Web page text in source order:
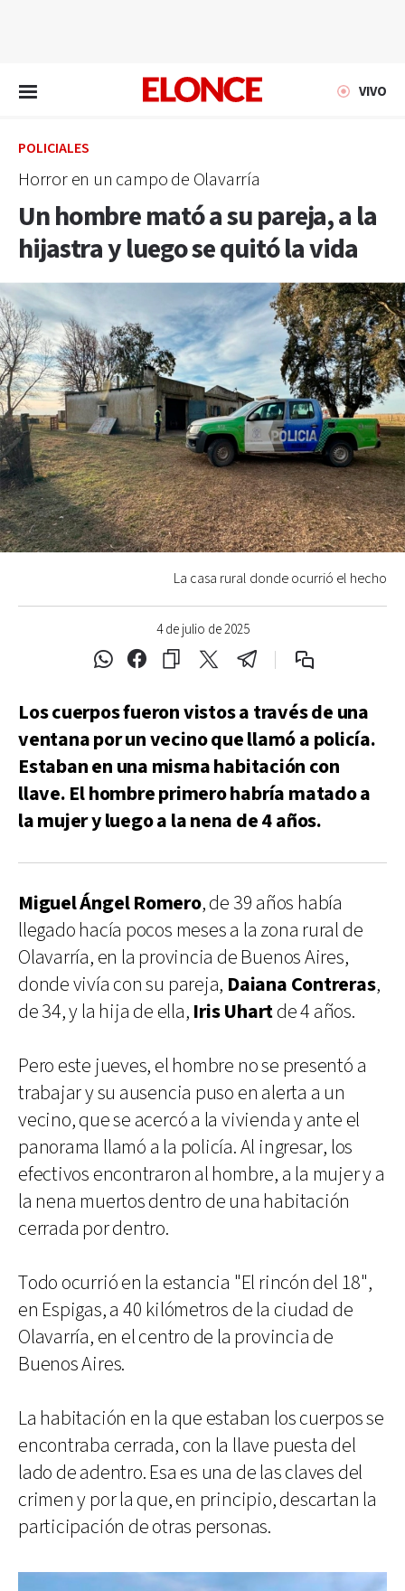
VIVO
POLICIALES
Horror en un campo de Olavarría
Un hombre mató a su pareja, a la
hijastra y luego se quitó la vida
4 de julio de 2025
La casa rural donde ocurrió el hecho
Los cuerpos fueron vistos a través de una
ventana por un vecino que llamó a policía.
Estaban en una misma habitación con
llave. El hombre primero habría matado a
la mujer y luego a la nena de 4 años.
Miguel Ángel Romero, de 39 años había
llegado hacía pocos meses a la zona rural de
Olavarría, en la provincia de Buenos Aires,
donde vivía con su pareja, Daiana Contreras,
de 34, y la hija de ella, Iris Uhartde 4 años.
Pero este jueves, el hombre no se presentó a
trabajar y su ausencia puso en alerta a un
vecino, que se acercó a la vivienda y ante el
panorama llamó a la policía. Al ingresar, los
efectivos encontraron al hombre, a la mujer y a
la nena muertos dentro de una habitación
cerrada por dentro.
Todo ocurrió en la estancia "El rincón del 18",
en Espigas, a 40 kilómetros de la ciudad de
Olavarría, en el centro de la provincia de
Buenos Aires.
La habitación en la que estaban los cuerpos se
encontraba cerrada, con la llave puesta del
lado de adentro. Esa es una de las claves del
crimen y por la que, en principio, descartan la
participación de otras personas.